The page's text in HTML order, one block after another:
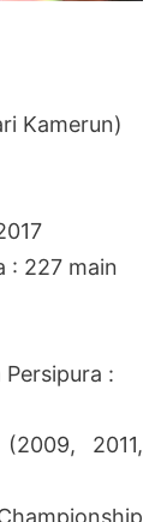
Kamerun)
: 227 main
:
2011,